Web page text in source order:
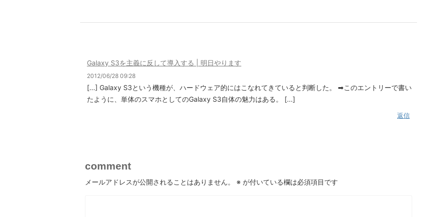
Galaxy S3を主義に反して導入する | 明日やります
2012/06/28 09:28
[...] Galaxy S3という機種が、ハードウェア的にはこなれてきていると判断した。 ➡このエントリーで書い
たように、単体のスマホとしてのGalaxy S3自体の魅力はある。 [...]
返信
comment
メールアドレスが公開されることはありません。 ※ が付いている欄は必須項目です